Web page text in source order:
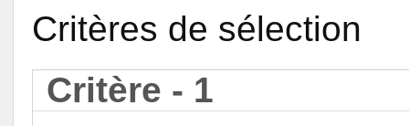
Critères de sélection
Critère - 1